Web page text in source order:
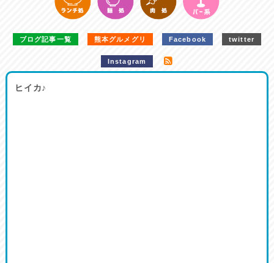
ブログ記事一覧 熊本グルメグリ Facebook twitter
Instagram
ヒイカ♪